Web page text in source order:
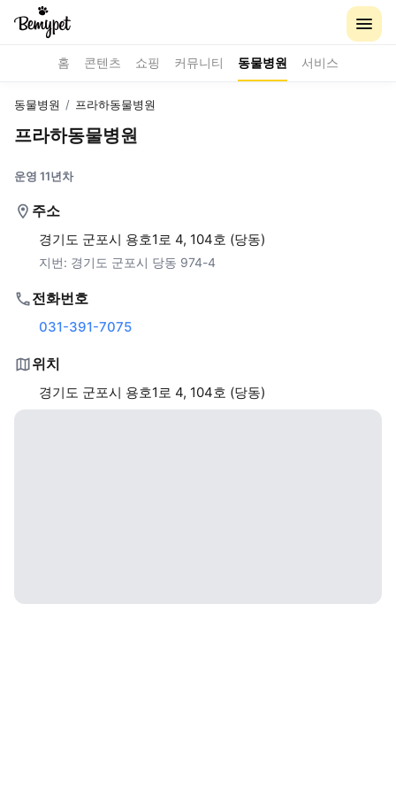
홈 콘텐츠 쇼핑 커뮤니티 동물병원 서비스
동물병원 / 프라하동물병원
프라하동물병원
운영 11년차
주소
경기도 군포시 용호1로 4, 104호 (당동)
지번: 경기도 군포시 당동 974-4
전화번호
031-391-7075
위치
경기도 군포시 용호1로 4, 104호 (당동)